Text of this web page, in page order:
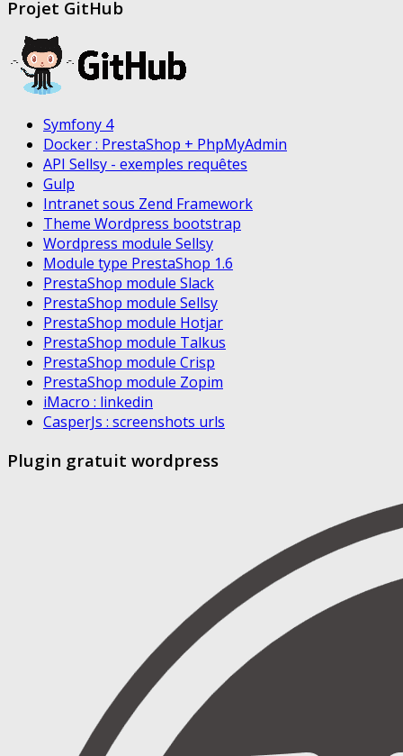
Projet GitHub
Symfony 4
Docker : PrestaShop + PhpMyAdmin
API Sellsy - exemples requêtes
Gulp
Intranet sous Zend Framework
Theme Wordpress bootstrap
Wordpress module Sellsy
Module type PrestaShop 1.6
PrestaShop module Slack
PrestaShop module Sellsy
PrestaShop module Hotjar
PrestaShop module Talkus
PrestaShop module Crisp
PrestaShop module Zopim
iMacro : linkedin
CasperJs : screenshots urls
Plugin gratuit wordpress